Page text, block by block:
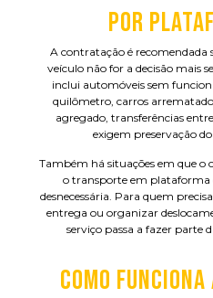
POR
A contratação é recomendada
veículo não for a decisão mais
inclui automóveis sem
quilômetro, carros
agregado, transferências
exigem preservação
Também há situações em que o
o transporte em
desnecessária. Para quem
entrega ou organizar
serviço passa a fazer parte
COMO